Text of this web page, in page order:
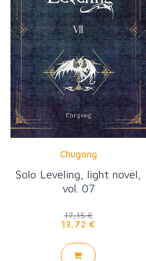
Chugong
Solo Leveling, light novel,
vol. 07
17,15 €
13,72 €